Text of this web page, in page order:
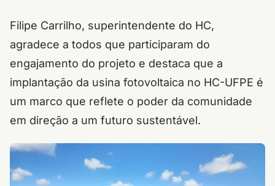
Filipe Carrilho, superintendente do HC,
agradece a todos que participaram do
engajamento do projeto e destaca que a
implantação da usina fotovoltaica no HC-UFPE é
um marco que reflete o poder da comunidade
em direção a um futuro sustentável.